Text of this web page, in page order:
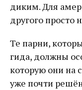
диким. Для
другого просто
Те парни,
гида, должны
которую они на
уже почти